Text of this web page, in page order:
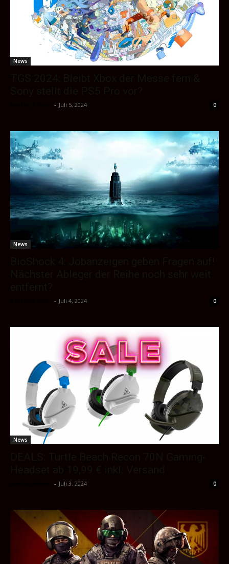
News
- Juli 5, 2024 0
News
- Juli 4, 2024 0
News
- Juli 3, 2024 0